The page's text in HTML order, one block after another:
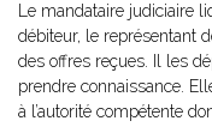
Le mandataire judiciaire
débiteur, le représentant
des offres reçues. Il les
prendre connaissance.
à l’autorité compétente